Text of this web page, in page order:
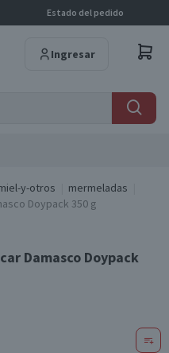
Estado del pedido
Ingresar
y-otros
mermeladas
Doypack 350 g
Damasco Doypack